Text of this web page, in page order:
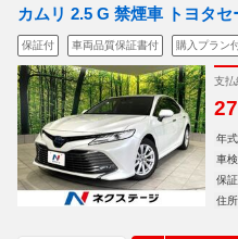
カムリ 2.5 G 禁煙車 トヨタ
保証付 車両品質保証書付 購入プラン
支払
年式
車検
保証
住所